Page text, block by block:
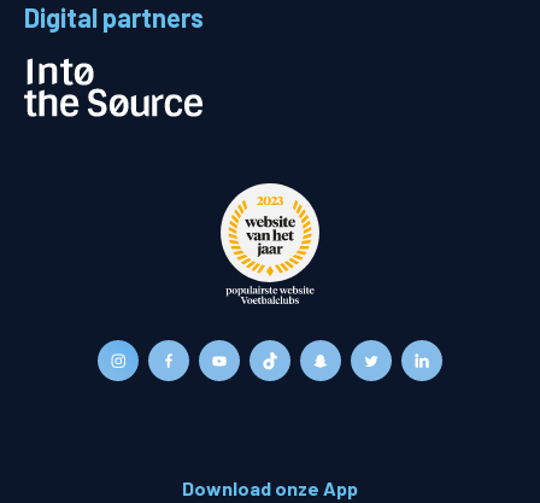
Digital partners
Download onze App